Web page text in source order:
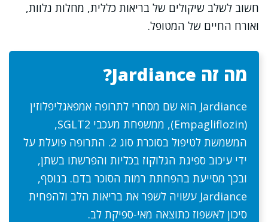
חשוב לשלב שיקולים של בריאות כללית, מחלות נלוות,
ואורח החיים של המטופל.
מה זה Jardiance?
Jardiance הוא שם מסחרי לתרופה אמפאגליפלוזין
(Empagliflozin), ממשפחת מעכבי SGLT2,
המשמשת לטיפול בסוכרת סוג 2. התרופה פועלת על
ידי עיכוב ספיגת הגלוקוז בכליות והפרשתו בשתן,
ובכך מסייעת בהפחתת רמות הסוכר בדם. בנוסף,
Jardiance עשויה לשפר את בריאות הלב ולהפחית
סיכון לאשפוז כתוצאה מאי-ספיקת לב.